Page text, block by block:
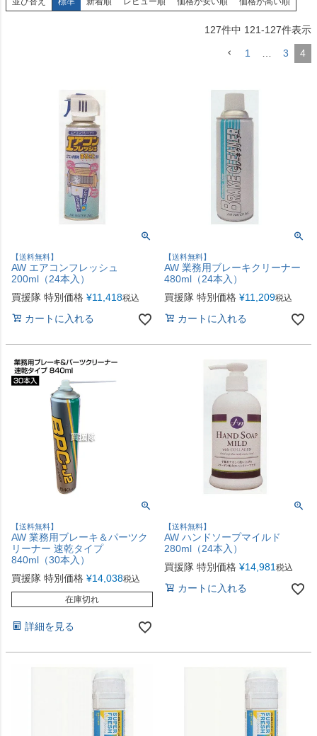
127件中 121-127件表示
1 … 3 4
【送料無料】
AW エアコンフレッシュ
200ml（24本入）
買援隊 特別価格 ¥11,418税込
カートに入れる
【送料無料】
AW 業務用ブレーキクリーナー
480ml（24本入）
買援隊 特別価格 ¥11,209税込
カートに入れる
【送料無料】
AW 業務用ブレーキ＆パーツク
リーナー 速乾タイプ
840ml（30本入）
買援隊 特別価格 ¥14,038税込
在庫切れ
詳細を見る
【送料無料】
AW ハンドソープマイルド
280ml（24本入）
買援隊 特別価格 ¥14,981 税込
カートに入れる